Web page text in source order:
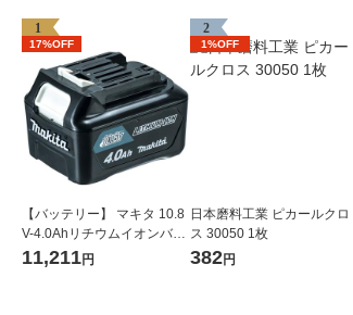
1
17%OFF
【バッテリー】 マキタ 10.8
V-4.0Ahリチウムイオンバッ
テリ A-59863 BL1040B 1個
11,211円
2
1%OFF
日本磨料工業 ピカールクロ
ス 30050 1枚
382円